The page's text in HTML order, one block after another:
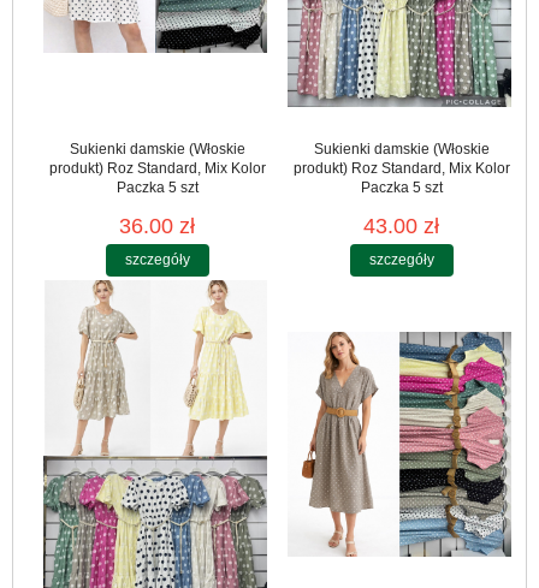
Sukienki damskie (Włoskie
produkt) Roz Standard, Mix Kolor
Paczka 5 szt
36.00 zł
szczegóły
Sukienki damskie (Włoskie
produkt) Roz Standard, Mix Kolor
Paczka 5 szt
43.00 zł
szczegóły